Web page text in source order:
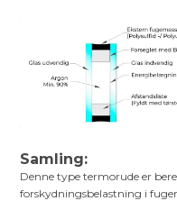
Samling:
Denne type termorude er
forskydningsbelastning i